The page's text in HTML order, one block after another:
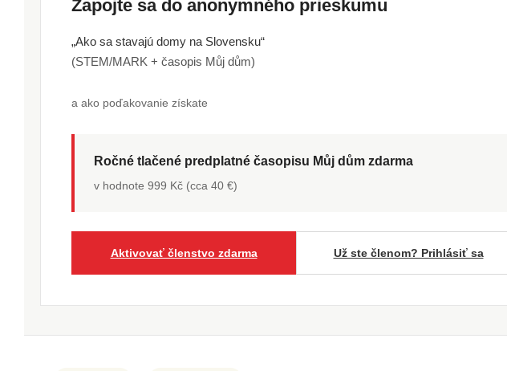
Zapojte sa do anonymného prieskumu
„Ako sa stavajú domy na Slovensku“
(STEM/MARK + časopis Můj dům)
a ako poďakovanie získate
Ročné tlačené predplatné časopisu Můj dům zdarma
v hodnote 999 Kč (cca 40 €)
Aktivovať členstvo zdarma Už ste členom? Prihlásiť sa